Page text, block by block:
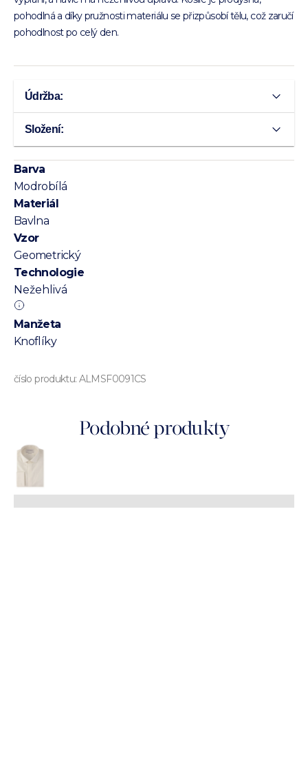
pohodlná a díky pružnosti materiálu se přizpůsobí tělu, což zaručí
pohodlnost po celý den.
Údržba:
Složení:
Barva
Modrobílá
Materiál
Bavlna
Vzor
Geometrický
Technologie
Nežehlivá
Manžeta
Knoflíky
číslo produktu: ALMSF0091CS
Podobné produkty